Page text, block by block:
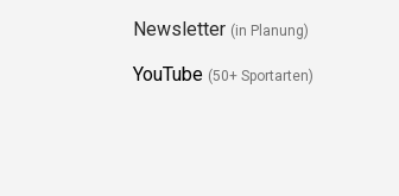
Newsletter (in Planung)
YouTube (50+ Sportarten)